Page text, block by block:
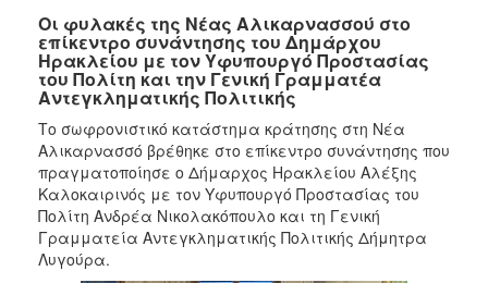
2022
2021
2020
2019
2018
2017
2016
2015
Οι φυλακές της Νέας Αλικαρνασσού στο
επίκεντρο συνάντησης του Δημάρχου
Ηρακλείου με τον Υφυπουργό Προστασίας
του Πολίτη και την Γενική Γραμματέα
Αντεγκληματικής Πολιτικής
Το σωφρονιστικό κατάστημα κράτησης στη Νέα
Αλικαρνασσό βρέθηκε στο επίκεντρο συνάντησης που
πραγματοποίησε ο Δήμαρχος Ηρακλείου Αλέξης
Καλοκαιρινός με τον Υφυπουργό Προστασίας του
Πολίτη Ανδρέα Νικολακόπουλο και τη Γενική
Γραμματεία Αντεγκληματικής Πολιτικής Δήμητρα
Λυγούρα.